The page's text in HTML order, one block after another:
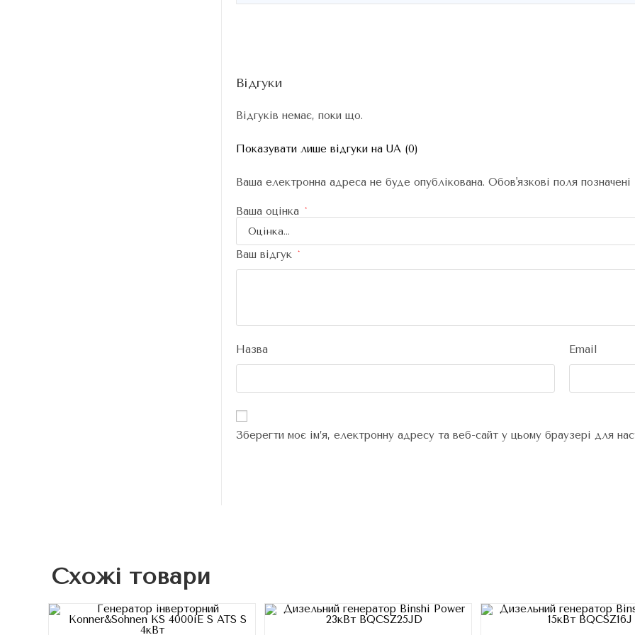
Відгуки
Відгуків немає, поки що.
Показувати лише відгуки на UA (0)
Ваша електронна адреса не буде опублікована. Обов'язкові поля позначені
Ваша оцінка *
Ваш відгук *
Назва Email
Зберегти моє ім’я, електронну адресу та веб-сайт у цьому браузері для
Схожі товари